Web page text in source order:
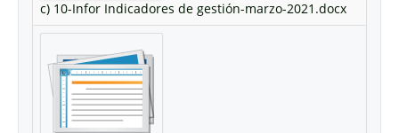
c) 10-Infor Indicadores de gestión-marzo-2021.docx